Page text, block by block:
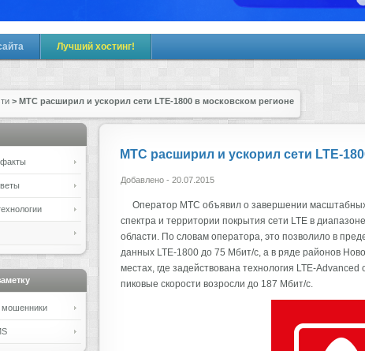
Лучший хостинг!
> МТС расширил и ускорил сети LTE-1800 в московском регионе
МТС расширил и ускорил сети LTE-
Добавлено - 20.07.2015
Оператор МТС объявил о завершении
спектра и территории покрытия сети LTE в
области. По словам оператора, это позволило в
данных LTE-1800 до 75 Мбит/с, а в ряде районов
местах, где задействована технология LTE-Advanced
пиковые скорости возросли до 187 Мбит/с.